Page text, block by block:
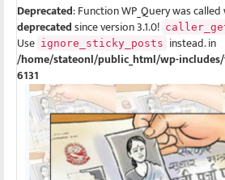
Deprecated: Function WP_Query was
deprecatedsince version 3.1.0!
Use ignore_sticky_posts instead. in
/home/stateonl/public_html/wp-
6131